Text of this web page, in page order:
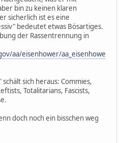
bin zu keinen klaren
sicherlich ist es eine
bedeutet etwas Bösartiges.
der Rassentrennung in
aa/eisenhower/aa_eisenhowe
sich heraus: Commies,
Totalitarians, Fascists,
doch noch ein bisschen weg